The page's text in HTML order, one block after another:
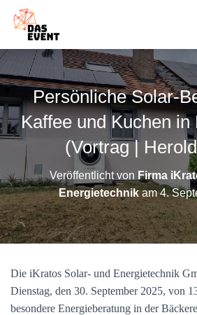
Persönliche Solar-
Kaffee und Kuchen
(Vortrag |
Veröffentlicht von Firma
Energietechnikam4.
Die iKratos Solar- und Energietechnik
Dienstag, den 30. September 2025, von
besondere Energieberatung in der